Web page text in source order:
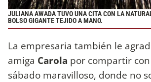
JULIANA AWADA TUVO UNA CITA CON LA
BOLSO GIGANTE TEJIDO A MANO.
La empresaria también le
amiga Carola por compartir
sábado maravilloso, donde no